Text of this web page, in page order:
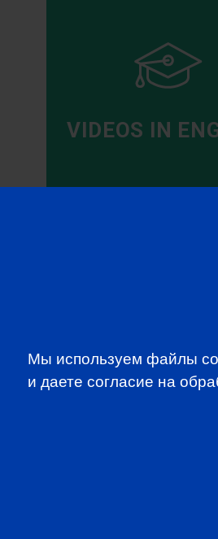
VIDEOS IN
to be the first
programms
Мы используем файлы
и даете согласие на